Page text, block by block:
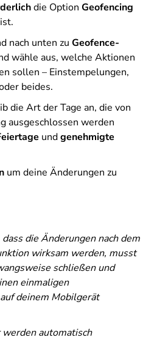
die Option Geofencing
nach unten zu Geofence-
wähle aus, welche Aktionen
sollen – Einstempelungen,
beides.
die Art der Tage an, die von
ausgeschlossen werden
undgenehmigte
um deine Änderungen zu
die Änderungen nach dem
wirksam werden, musst
schließen und
einmaligen
deinem Mobilgerät
automatisch